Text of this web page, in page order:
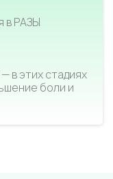
в РАЗЫ
в этих стадиях
боли и